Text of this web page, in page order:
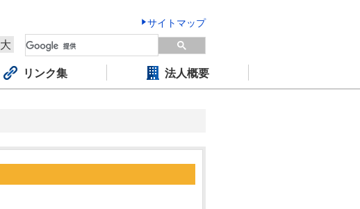
サイトマップ
大
リンク集 法人概要